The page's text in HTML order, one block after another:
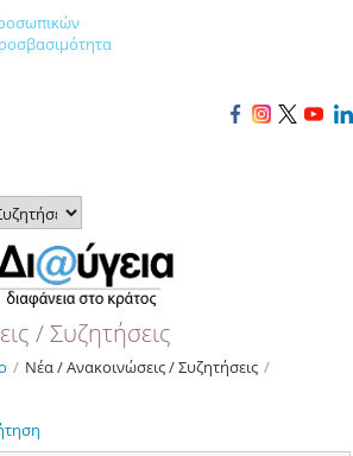
/ Συζητήσεις
/ Νέα / Ανακοινώσεις / Συζητήσεις /